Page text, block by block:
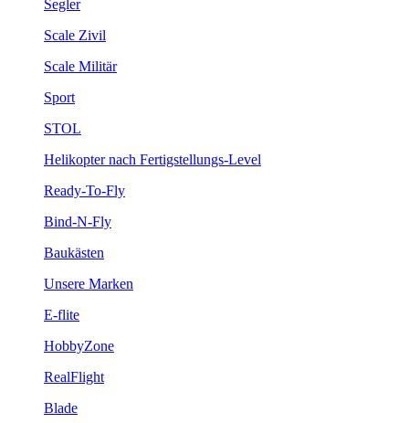
Segler
Scale Zivil
Scale Militär
Sport
STOL
Helikopter nach Fertigstellungs-Level
Ready-To-Fly
Bind-N-Fly
Baukästen
Unsere Marken
E-flite
HobbyZone
RealFlight
Blade